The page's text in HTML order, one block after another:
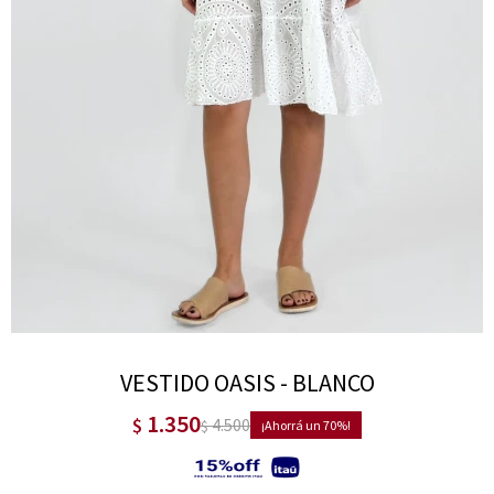
VESTIDO OASIS - BLANCO
$ 1.350$4.500 70